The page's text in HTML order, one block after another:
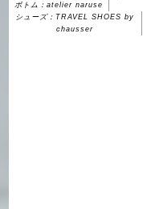
ボトム：atelier naruse
シューズ：TRAVEL SHOES by
chausser